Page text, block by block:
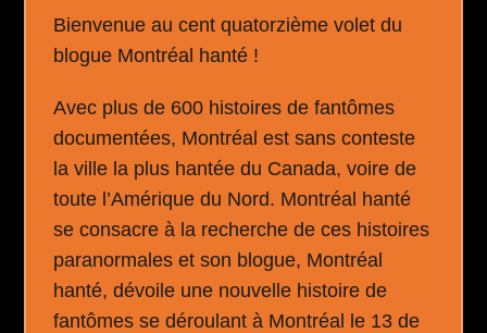
Bienvenue au cent quatorzième volet du
blogue Montréal hanté !
Avec plus de 600 histoires de fantômes
documentées, Montréal est sans conteste
la ville la plus hantée du Canada, voire de
toute l’Amérique du Nord. Montréal hanté
se consacre à la recherche de ces histoires
paranormales et son blogue, Montréal
hanté, dévoile une nouvelle histoire de
fantômes se déroulant à Montréal le 13 de